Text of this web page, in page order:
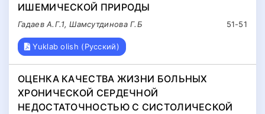
ИШЕМИЧЕСКОЙ ПРИРОДЫ
51-51
Гадаев А.Г.1, Шамсутдинова Г.Б
Yuklab olish (Русский)
ОЦЕНКА КАЧЕСТВА ЖИЗНИ БОЛЬНЫХ
ХРОНИЧЕСКОЙ СЕРДЕЧНОЙ
НЕДОСТАТОЧНОСТЬЮ С СИСТОЛИЧЕСКОЙ